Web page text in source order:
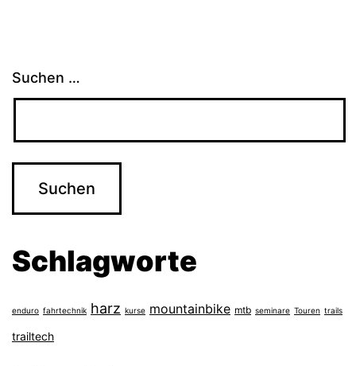
Suchen …
Schlagworte
enduro fahrtechnik harz kurse mountainbike mtb seminare Touren trails
trailtech